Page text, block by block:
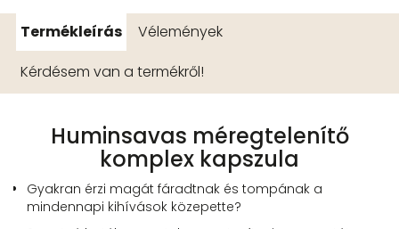
Termékleírás
Vélemények
Kérdésem van a termékről!
Huminsavas méregtelenítő
komplex kapszula
Gyakran érzi magát fáradtnak és tompának a
mindennapi kihívások közepette?